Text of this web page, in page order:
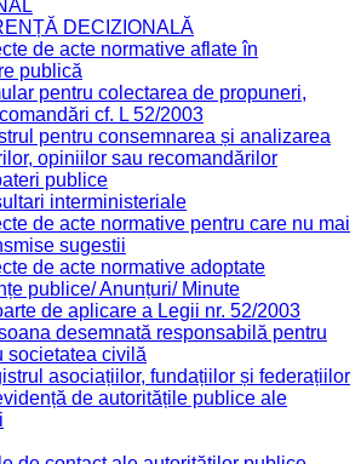
DECIZIONALĂ
de acte normative aflate în
publică
pentru colectarea de propuneri,
cf. L 52/2003
pentru consemnarea și analizarea
opiniilor sau recomandărilor
publice
interministeriale
de acte normative pentru care nu mai
sugestii
de acte normative adoptate
publice/ Anunțuri/ Minute
de aplicare a Legii nr. 52/2003
desemnată responsabilă pentru
societatea civilă
asociațiilor, fundațiilor și federațiilor
de autoritățile publice ale